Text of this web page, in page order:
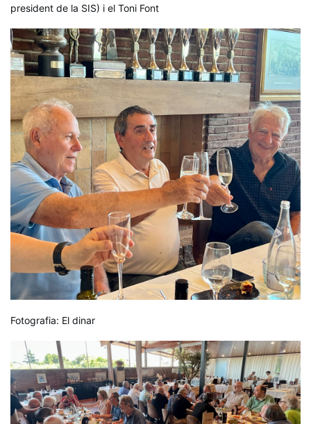
president de la SIS) i el Toni Font
Fotografia: El dinar